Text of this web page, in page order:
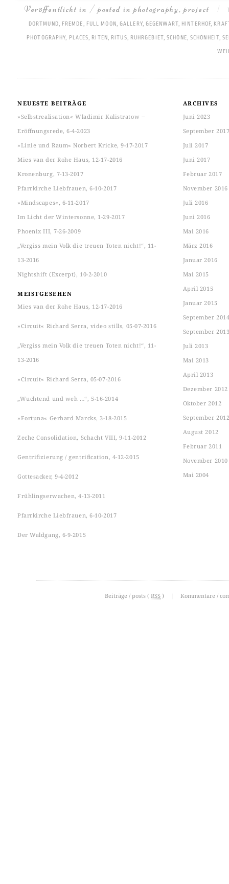
Veröffentlicht in / posted in photography,project
DORTMUND, FREMDE, FULL MOON, GALLERY, GEGENWART , HINTERHOF,
PHOTOGRAPHY, PLACES, RITEN, RITUS, RUHRGEBIET ,SCHÖNE, SCHÖNHEIT ,
NEUESTE BEITRÄGE
»Selbstrealisation« Wladimir Kalistratow ‒
Eröffnungsrede, 6-4-2023
»Linie und Raum« Norbert Kricke, 9-17-2017
Mies van der Rohe Haus, 12-17-2016
Kronenburg, 7-13-2017
Pfarrkirche Liebfrauen, 6-10-2017
»Mindscapes«, 6-11-2017
Im Licht der Wintersonne, 1-29-2017
Phoenix III, 7-26-2009
„Vergiss mein Volk die treuen Toten nicht!“, 11-
13-2016
Nightshift (Excerpt), 10-2-2010
MEISTGESEHEN
Mies van der Rohe Haus, 12-17-2016
»Circuit« Richard Serra, video stills, 05-07-2016
„Vergiss mein Volk die treuen Toten nicht!“, 11-
13-2016
»Circuit« Richard Serra, 05-07-2016
„Wuchtend und weh …“, 5-16-2014
»Fortuna« Gerhard Marcks, 3-18-2015
Zeche Consolidation, Schacht VIII, 9-11-2012
Gentrifizierung / gentrification, 4-12-2015
Gottesacker, 9-4-2012
Frühlingserwachen, 4-13-2011
Pfarrkirche Liebfrauen, 6-10-2017
Der Waldgang, 6-9-2015
ARCHIVES
Juni 2023
September
Juli 2017
Juni 2017
Februar 2017
November 2016
Juli 2016
Juni 2016
Mai 2016
März 2016
Januar 2016
Mai 2015
April 2015
Januar 2015
September
September
Juli 2013
Mai 2013
April 2013
Dezember 2012
Oktober 2012
September
August 2012
Februar 2011
November 2010
Mai 2004
Beiträge / posts ( RSS ) Kommentare /